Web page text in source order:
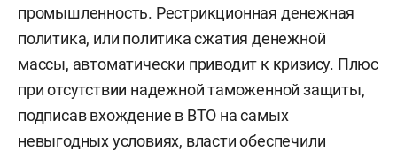
промышленность. Рестрикционная денежная
политика, или политика сжатия денежной
массы, автоматически приводит к кризису. Плюс
при отсутствии надежной таможенной защиты,
подписав вхождение в ВТО на самых
невыгодных условиях, власти обеспечили